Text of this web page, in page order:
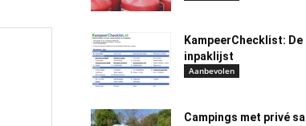
KampeerChecklist:
inpaklijst
Aanbevolen
Campings met privé